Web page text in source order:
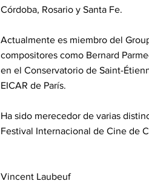
Córdoba, Rosario y Santa Fe.
Actualmente es miembro del
compositores como Bernard
en el Conservatorio de Saint-
EICAR de París.
Ha sido merecedor de varias
Festival Internacional de Cine de
Vincent Laubeuf